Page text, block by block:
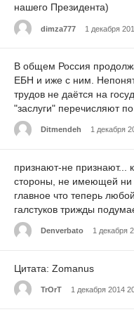
нашего Президента)
dimza777 1 декабря
В общем Россия
ЕБН и иже с ним.
трудов не даётся на
"заслуги" перечисляют
Ditmendeh 1 декабря
признают-не признают...
стороны, не имеющей ни
главное что теперь
галстуков трижды
Denverbato 1 декабря
Цитата: Zomanus
TrOrT 1 декабря 2014